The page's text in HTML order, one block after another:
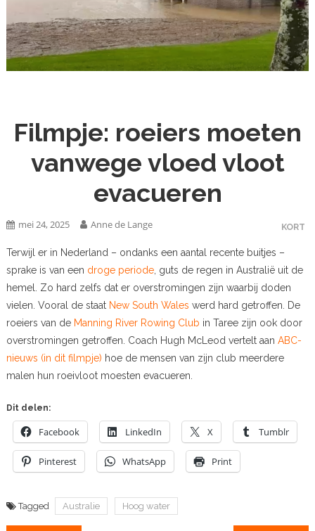
Filmpje: roeiers moeten
vanwege vloed vloot
evacueren
KORT
mei 24, 2025 Anne de Lange
Terwijl er in Nederland – ondanks een aantal recente buitjes –
sprake is van een droge periode, guts de regen in Australië uit de
hemel. Zo hard zelfs dat er overstromingen zijn waarbij doden
vielen. Vooral de staat New South Wales werd hard getroffen. De
roeiers van de Manning River Rowing Club in Taree zijn ook door
overstromingen getroffen. Coach Hugh McLeod vertelt aan ABC-
nieuws (in dit filmpje) hoe de mensen van zijn club meerdere
malen hun roeivloot moesten evacueren.
Dit delen:
Facebook LinkedIn X Tumblr
Pinterest WhatsApp Print
Tagged Australie Hoog water